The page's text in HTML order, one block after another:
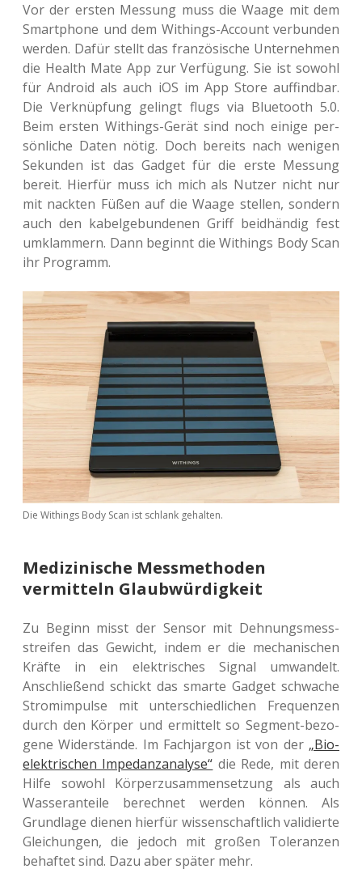
Vor der ersten Mes­sung muss die Waage mit dem
Smart­phone und dem Withings-Account ver­bun­den
werden. Dafür stellt das fran­zö­si­sche Unter­neh­men
die Health Mate App zur Ver­fü­gung. Sie ist sowohl
für Android als auch iOS im App Store auf­find­bar.
Die Ver­knüp­fung gelingt flugs via Blue­tooth 5.0.
Beim ersten Withings-Gerät sind noch einige per­
sön­li­che Daten nötig. Doch bereits nach weni­gen
Sekun­den ist das Gadget für die erste Mes­sung
bereit. Hier­für muss ich mich als Nutzer nicht nur
mit nack­ten Füßen auf die Waage stel­len, son­dern
auch den kabel­ge­bun­de­nen Griff beid­hän­dig fest
umklam­mern. Dann beginnt die Withings Body Scan
ihr Programm.
Die Withings Body Scan ist schlank gehalten.
Medizinische Messmethoden
vermitteln Glaubwürdigkeit
Zu Beginn misst der Sensor mit Deh­nungs­mess­
strei­fen das Gewicht, indem er die mecha­ni­schen
Kräfte in ein elek­tri­sches Signal umwan­delt.
Anschlie­ßend schickt das smarte Gadget schwa­che
Strom­im­pul­se mit unter­schied­li­chen Fre­quen­zen
durch den Körper und ermit­telt so Seg­ment-bezo­
ge­ne Wider­stän­de. Im Fach­jar­gon ist von der „Bio­
elek­tri­schen Impe­danz­ana­ly­se“ die Rede, mit deren
Hilfe sowohl Kör­per­zu­sam­men­set­zung als auch
Was­ser­an­tei­le berech­net werden können. Als
Grund­la­ge dienen hier­für wis­sen­schaft­lich vali­dier­te
Glei­chun­gen, die jedoch mit großen Tole­ran­zen
behaf­tet sind. Dazu aber später mehr.